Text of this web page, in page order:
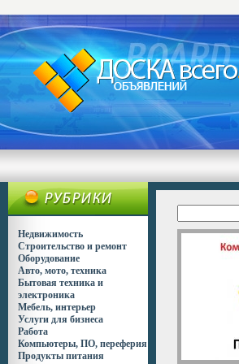
Недвижимость
Строительство и ремонт
Оборудование
Авто, мото, техника
Бытовая техника и
электроника
Мебель, интерьер
Услуги для бизнеса
Работа
Компьютеры, ПО, переферия
Продукты питания